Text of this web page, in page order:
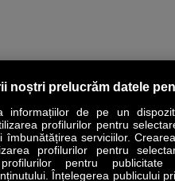
MEET THE CEO LIFESTYLE
noștri prelucrăm datele
informațiilor de pe un
profilurilor pentru
îmbunătățirea serviciilor.
profilurilor pentru
pentru publicitate
Înțelegerea publicului